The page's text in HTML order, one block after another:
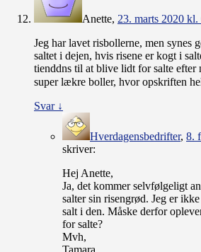
Anette, 23. marts 2020 kl.
Jeg har lavet risbollerne, men synes
saltet i dejen, hvis risene er kogt i
tienddns til at blive lidt for salte efter
super lækre boller, hvor opskriften
Svar ↓
Hverdagensbedrifter, 8.
skriver:
Hej Anette,
Ja, det kommer selvfølgeligt
salter sin risengrød. Jeg er
salt i den. Måske derfor
for salte?
Mvh,